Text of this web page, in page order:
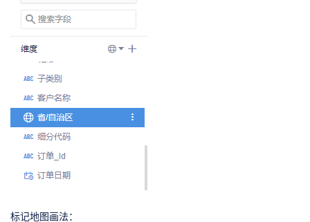
标记地图画法：